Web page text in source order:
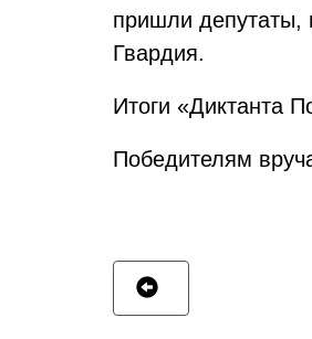
пришли депутаты,
Гвардия.
Итоги «Диктанта
Победителям